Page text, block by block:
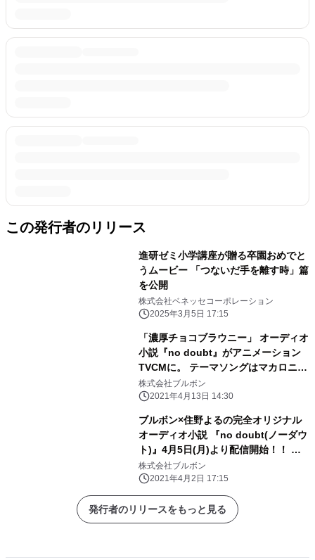
この発行者のリリース
進研ゼミ小学講座が贈る卒園おめでと
うムービー 「つないだ手を離す時」篇
を公開
株式会社ベネッセコーポレーション
2025年3月5日 17:15
「濃厚チョコブラウニー」 オーディオ
小説『no doubt』がアニメーション
TVCMに。 テーマソングはマカロニえ
んぴつの新曲「トマソン」
株式会社ブルボン
2021年4月13日 14:30
ブルボン×住野よるの完全オリジナル
オーディオ小説 『no doubt(ノーダウ
ト)』4月5日(月)より配信開始！！ 男
子高校生役は人気声優の下野紘と梶裕
貴による夢の共演！
株式会社ブルボン
2021年4月2日 17:15
発行者のリリースをもっと見る